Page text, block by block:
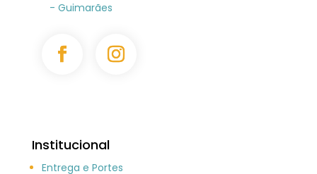
- Guimarães
Institucional
Entrega e Portes